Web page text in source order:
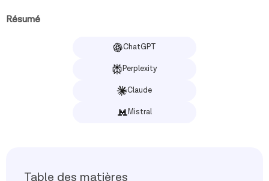
Résumé
ChatGPT
Perplexity
Claude
Mistral
Table des matières